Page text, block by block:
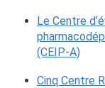
Le Centre
(CEIP-A)
Cinq Centre